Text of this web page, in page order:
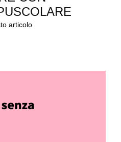
articolo